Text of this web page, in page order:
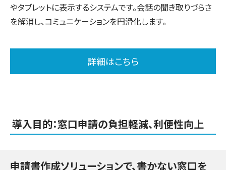
やタブレットに表示するシステムです。会話の聞き取りづらさ
を解消し、コミュニケーションを円滑化します。
詳細はこちら
導入目的：窓口申請の負担軽減、利便性向上
申請書作成ソリューションで、書かない窓口を